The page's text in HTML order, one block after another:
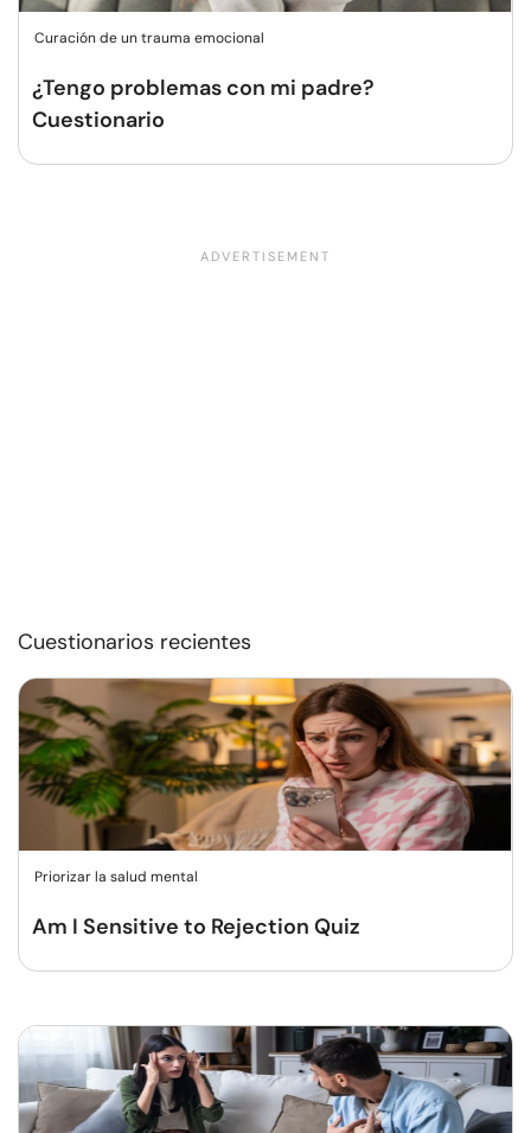
Curación de un trauma emocional
¿Tengo problemas con mi padre?
Cuestionario
Cuestionarios recientes
Priorizar la salud mental
Am I Sensitive to Rejection Quiz